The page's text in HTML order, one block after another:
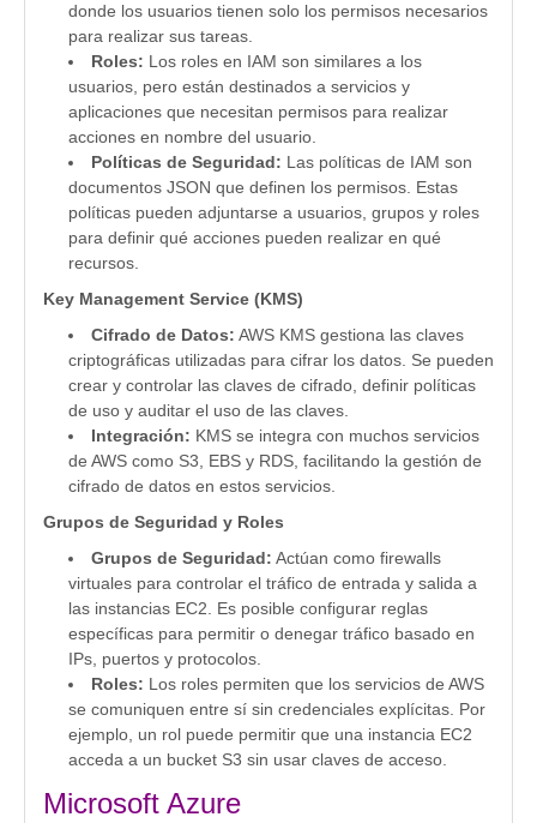
donde los usuarios tienen solo los permisos necesarios
para realizar sus tareas.
Roles: Los roles en IAM son similares a los
usuarios, pero están destinados a servicios y
aplicaciones que necesitan permisos para realizar
acciones en nombre del usuario.
Políticas de Seguridad: Las políticas de IAM son
documentos JSON que definen los permisos. Estas
políticas pueden adjuntarse a usuarios, grupos y roles
para definir qué acciones pueden realizar en qué
recursos.
Key Management Service (KMS)
Cifrado de Datos: AWS KMS gestiona las claves
criptográficas utilizadas para cifrar los datos. Se pueden
crear y controlar las claves de cifrado, definir políticas
de uso y auditar el uso de las claves.
Integración: KMS se integra con muchos servicios
de AWS como S3, EBS y RDS, facilitando la gestión de
cifrado de datos en estos servicios.
Grupos de Seguridad y Roles
Grupos de Seguridad: Actúan como firewalls
virtuales para controlar el tráfico de entrada y salida a
las instancias EC2. Es posible configurar reglas
específicas para permitir o denegar tráfico basado en
IPs, puertos y protocolos.
Roles: Los roles permiten que los servicios de AWS
se comuniquen entre sí sin credenciales explícitas. Por
ejemplo, un rol puede permitir que una instancia EC2
acceda a un bucket S3 sin usar claves de acceso.
Microsoft Azure